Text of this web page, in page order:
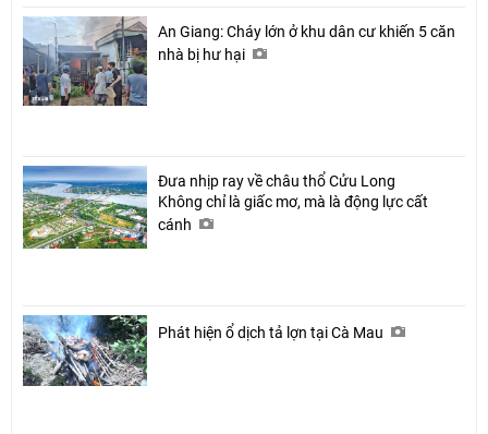
An Giang: Cháy lớn ở khu dân cư khiến 5 căn
nhà bị hư hại
Đưa nhịp ray về châu thổ Cửu Long
Không chỉ là giấc mơ, mà là động lực cất
cánh
Phát hiện ổ dịch tả lợn tại Cà Mau